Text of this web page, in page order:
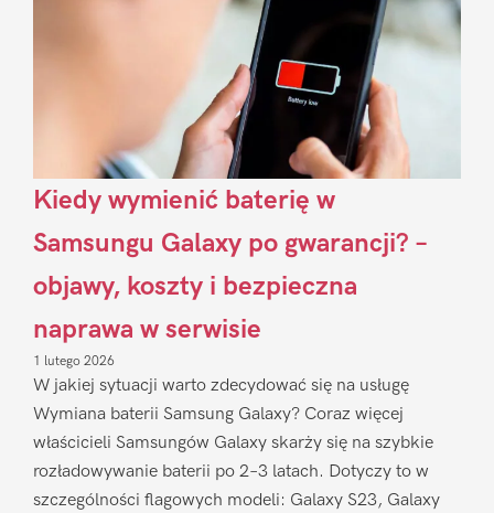
Kiedy wymienić baterię w
Samsungu Galaxy po gwarancji? –
objawy, koszty i bezpieczna
naprawa w serwisie
1 lutego 2026
W jakiej sytuacji warto zdecydować się na usługę
Wymiana baterii Samsung Galaxy? Coraz więcej
właścicieli Samsungów Galaxy skarży się na szybkie
rozładowywanie baterii po 2–3 latach. Dotyczy to w
szczególności flagowych modeli: Galaxy S23, Galaxy